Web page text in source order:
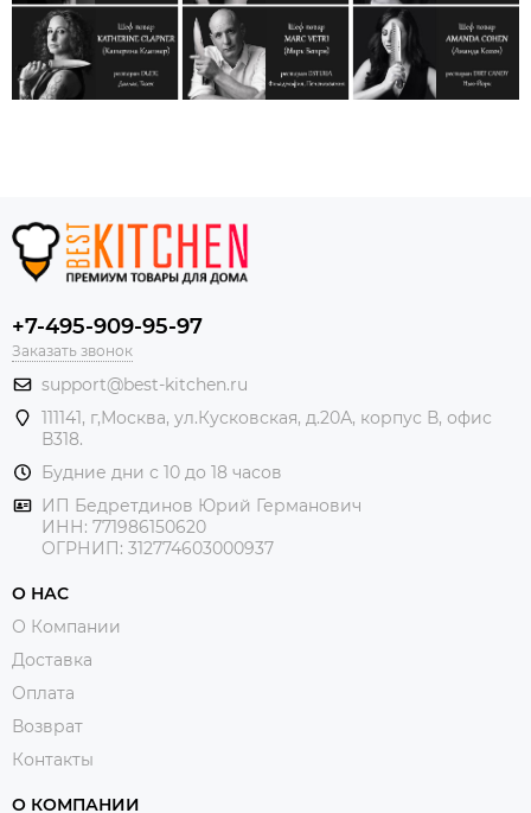
+7-495-909-95-97
Заказать звонок
support@best-kitchen.ru
111141, г,Москва, ул.Кусковская, д.20А, корпус В, офис
В318.
Будние дни с 10 до 18 часов
ИП Бедретдинов Юрий Германович
ИНН: 771986150620
ОГРНИП: 312774603000937
О НАС
О Компании
Доставка
Оплата
Возврат
Контакты
О КОМПАНИИ